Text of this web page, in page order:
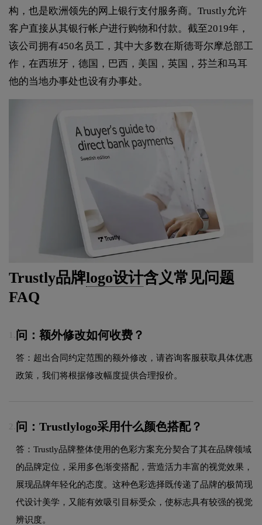
构，也是欧洲领先的网上银行支付服务商。Trustly允许
客户直接从其银行帐户进行购物和付款。截至2019年，
该公司拥有450名员工，其中大多数在斯德哥尔摩总部工
作，在西班牙，德国，巴西，美国，英国，芬兰和马耳
他的当地办事处也设有办事处。
Trustly品牌logo设计含义常见问题
FAQ
问：额外修改如何收费？
答：超出合同约定范围的额外修改，请咨询客服获取具体优惠
政策，我们将根据修改幅度提供合理报价。
2. 问：Trustlylogo采用什么颜色搭配？
答：Trustly品牌整体使用的色彩方案充分契合了其在品牌领域
的品牌定位，采用多色渐变搭配，营造活力丰富的视觉效果，
展现品牌年轻化的态度。这种色彩选择既传递了品牌的极简现
代设计美学，又能有效吸引目标受众，使标志具有较强的视觉
辨识度。